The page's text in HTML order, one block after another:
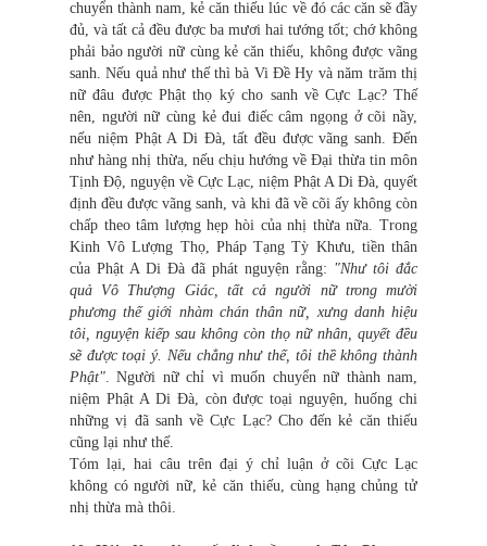
chuyển thành nam, kẻ căn thiếu lúc về đó các căn sẽ đầy
đủ, và tất cả đều được ba mươi hai tướng tốt; chớ không
phải bảo người nữ cùng kẻ căn thiếu, không được vãng
sanh. Nếu quả như thế thì bà Vi Đề Hy và năm trăm thị
nữ đâu được Phật thọ ký cho sanh về Cực Lạc? Thế
nên, người nữ cùng kẻ đui điếc câm ngọng ở cõi nầy,
nếu niệm Phật A Di Đà, tất đều được vãng sanh. Đến
như hàng nhị thừa, nếu chịu hướng về Đại thừa tin môn
Tịnh Độ, nguyện về Cực Lạc, niệm Phật A Di Đà, quyết
định đều được vãng sanh, và khi đã về cõi ấy không còn
chấp theo tâm lượng hẹp hòi của nhị thừa nữa. Trong
Kinh Vô Lượng Thọ, Pháp Tạng Tỳ Khưu, tiền thân
của Phật A Di Đà đã phát nguyện rằng: "Như tôi đắc
quả Vô Thượng Giác, tất cả người nữ trong mười
phương thế giới nhàm chán thân nữ, xưng danh hiệu
tôi, nguyện kiếp sau không còn thọ nữ nhân, quyết đều
sẽ được toại ý. Nếu chẳng như thế, tôi thề không thành
Phật". Người nữ chỉ vì muốn chuyển nữ thành nam,
niệm Phật A Di Đà, còn được toại nguyện, huống chi
những vị đã sanh về Cực Lạc? Cho đến kẻ căn thiếu
cũng lại như thế.
Tóm lại, hai câu trên đại ý chỉ luận ở cõi Cực Lạc
không có người nữ, kẻ căn thiếu, cùng hạng chủng tử
nhị thừa mà thôi.